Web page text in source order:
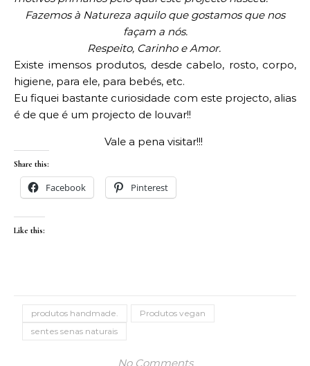
Fazemos à Natureza aquilo que gostamos que nos
façam a nós.
Respeito, Carinho e Amor.
Existe imensos produtos, desde cabelo, rosto, corpo,
higiene, para ele, para bebés, etc.
Eu fiquei bastante curiosidade com este projecto, alias
é de que é um projecto de louvar!!
Vale a pena visitar!!!
Share this:
Facebook Pinterest
Like this:
produtos handmade.
Produtos vegan
sentes senas naturais
No Comments